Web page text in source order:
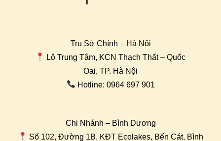
Trụ Sở Chính – Hà Nội
Lô Trung Tâm, KCN Thạch Thất – Quốc
Oai, TP. Hà Nội
Hotline: 0964 697 901
Chi Nhánh – Bình Dương
Số 102, Đường 1B, KĐT Ecolakes, Bến Cát, Bình